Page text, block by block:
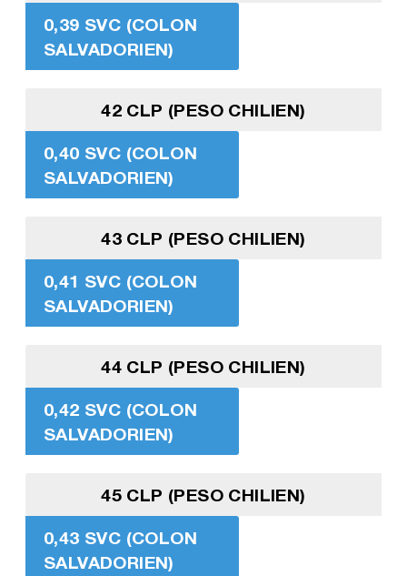
0,39 SVC (COLON
SALVADORIEN)
42 CLP (PESO CHILIEN)
0,40 SVC (COLON
SALVADORIEN)
43 CLP (PESO CHILIEN)
0,41 SVC (COLON
SALVADORIEN)
44 CLP (PESO CHILIEN)
0,42 SVC (COLON
SALVADORIEN)
45 CLP (PESO CHILIEN)
0,43 SVC (COLON
SALVADORIEN)